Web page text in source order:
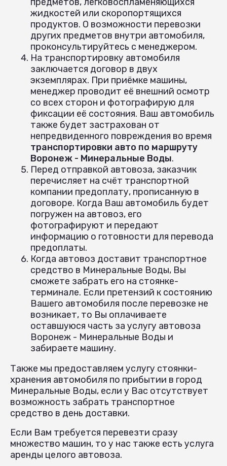
жидкостей или скоропортящихся
продуктов. О возможности перевозки
других предметов внутри автомобиля,
проконсультируйтесь с менеджером.
На транспортировку автомобиля
заключается договор в двух
экземплярах. При приёмке машины,
менеджер проводит её внешний осмотр
со всех сторон и фотографирую для
фиксации её состояния. Ваш автомобиль
также будет застрахован от
непредвиденного повреждения во время
транспортировки авто по маршруту
Воронеж - Минеральные Воды.
Перед отправкой автовоза, заказчик
перечисляет на счёт транспортной
компании предоплату, прописанную в
договоре. Когда Ваш автомобиль будет
погружен на автовоз, его
фотографируют и передают
информацию о готовности для перевода
предоплаты.
Когда автовоз доставит транспортное
средство в Минеральные Воды, Вы
сможете забрать его на стоянке-
терминале. Если претензий к состоянию
Вашего автомобиля после перевозке не
возникает, то Вы оплачиваете
оставшуюся часть за услугу автовоза
Воронеж - Минеральные Воды и
забираете машину.
Также мы предоставляем услугу стоянки-
хранения автомобиля по прибытии в город
Минеральные Воды, если у Вас отсутствует
возможность забрать транспортное
средство в день доставки.
Если Вам требуется перевезти сразу
множество машин, то у нас также есть услуга
аренды целого автовоза.